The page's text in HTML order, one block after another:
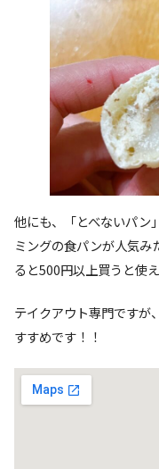
他にも、「とべないパン
ミングの食パンが人気
ると500円以上買うと使
テイクアウト専門ですが
すすめです！！